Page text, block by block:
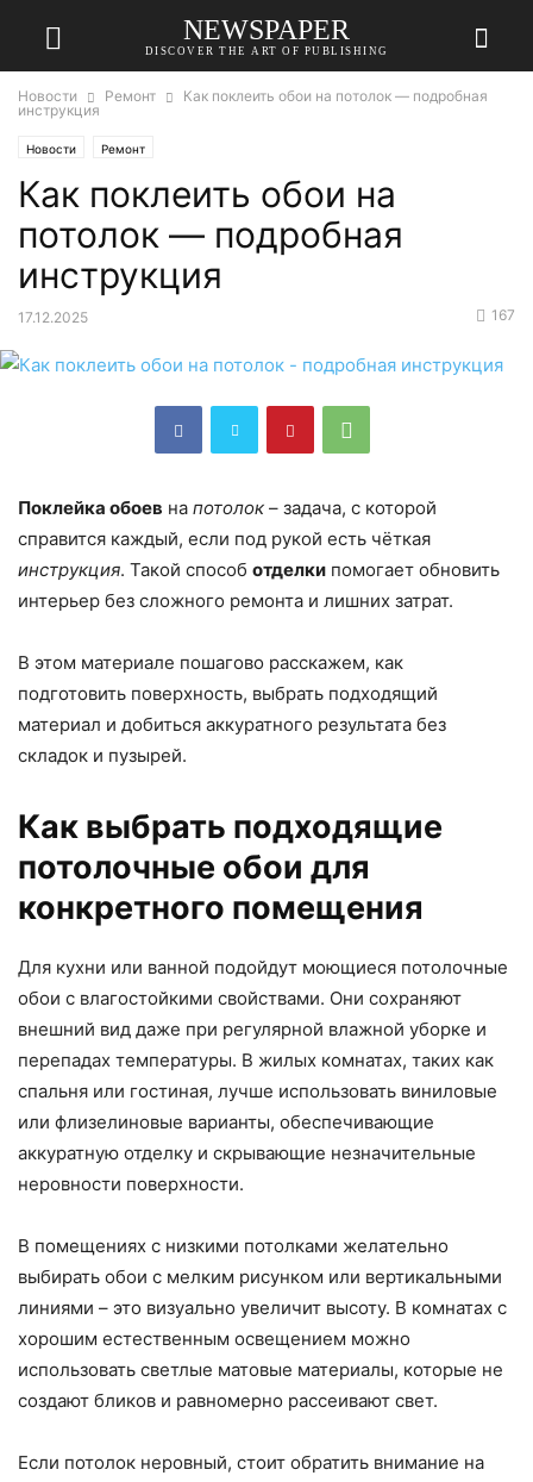
NEWSPAPER
DISCOVER THE ART OF PUBLISHING
Новости Ремонт
Как поклеить обои на потолок — подробная
инструкция
Новости Ремонт
Как поклеить обои на
потолок — подробная
инструкция
17.12.2025 167
Поклейка обоев на потолок – задача, с которой
справится каждый, если под рукой есть чёткая
инструкция. Такой способ отделки помогает обновить
интерьер без сложного ремонта и лишних затрат.
В этом материале пошагово расскажем, как
подготовить поверхность, выбрать подходящий
материал и добиться аккуратного результата без
складок и пузырей.
Как выбрать подходящие
потолочные обои для
конкретного помещения
Для кухни или ванной подойдут моющиеся потолочные
обои с влагостойкими свойствами. Они сохраняют
внешний вид даже при регулярной влажной уборке и
перепадах температуры. В жилых комнатах, таких как
спальня или гостиная, лучше использовать виниловые
или флизелиновые варианты, обеспечивающие
аккуратную отделку и скрывающие незначительные
неровности поверхности.
В помещениях с низкими потолками желательно
выбирать обои с мелким рисунком или вертикальными
линиями – это визуально увеличит высоту. В комнатах с
хорошим естественным освещением можно
использовать светлые матовые материалы, которые не
создают бликов и равномерно рассеивают свет.
Если потолок неровный, стоит обратить внимание на